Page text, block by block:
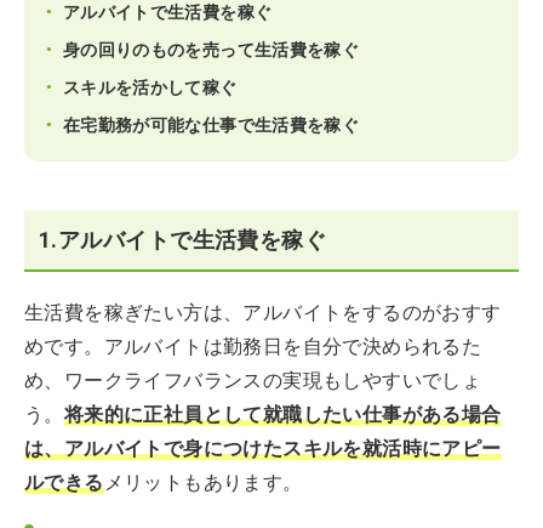
アルバイトで生活費を稼ぐ
身の回りのものを売って生活費を稼ぐ
スキルを活かして稼ぐ
在宅勤務が可能な仕事で生活費を稼ぐ
1.アルバイトで生活費を稼ぐ
生活費を稼ぎたい方は、アルバイトをするのがおすす
めです。アルバイトは勤務日を自分で決められるた
め、ワークライフバランスの実現もしやすいでしょ
う。将来的に正社員として就職したい仕事がある場合
は、アルバイトで身につけたスキルを就活時にアピー
ルできる メリットもあります。